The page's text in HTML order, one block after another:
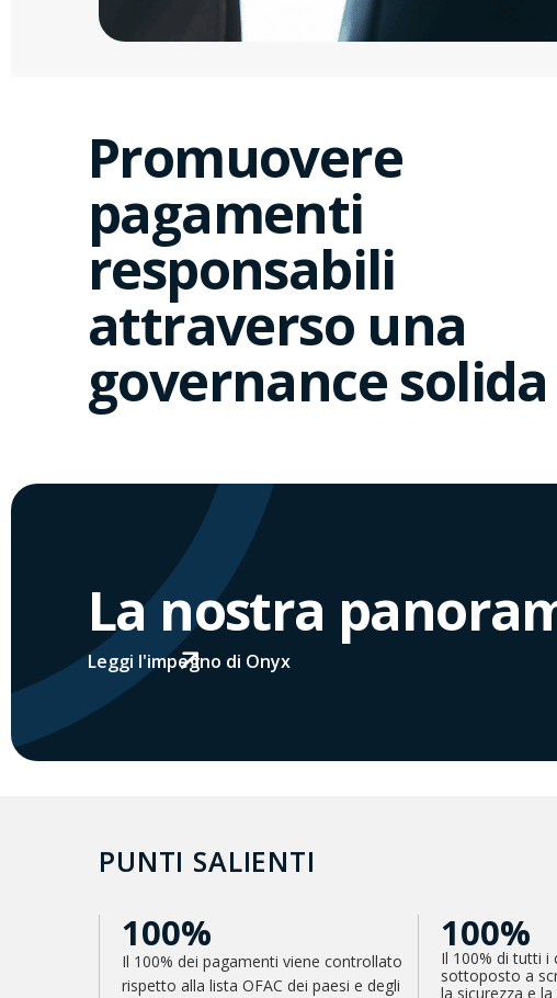
Promuovere
pagamenti
responsabili
attraverso una
governance solida
La nostra
Leggi l'impegno di Onyx
PUNTI SALIENTI
100%
Il 100% dei pagamenti viene controllato
rispetto alla lista OFAC dei paesi e degli
100%
Il 100% di tutti i
sottoposto a
la sicurezza e